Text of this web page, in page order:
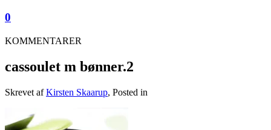
0
KOMMENTARER
cassoulet m bønner.2
Skrevet afKirsten Skaarup, Posted in